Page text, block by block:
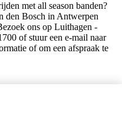
met all season banden?
den Bosch in Antwerpen
ons op Luithagen -
of stuur een e-mail naar
of om een afspraak te